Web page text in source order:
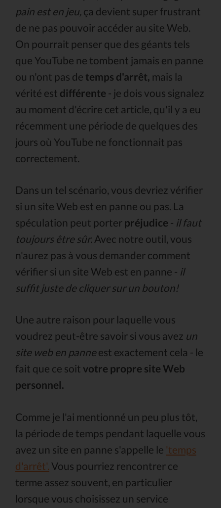
pain est en jeu, ça devient super frustrant
de ne pas pouvoir accéder au site Web.
On pourrait penser que des géants tels
que YouTube ne tombent jamais en panne
ou n'ont pas de temps d'arrêt, mais la
vérité est différente - je dois vous signalez
au moment d'écrire cet article, qu'il y a eu
récemment une période de quelques des
jours où YouTube ne fonctionnait pas
correctement.
Dans un tel scénario, vous devriez vérifier
si un site Web est en panne ou pas. La
spéculation peut porter préjudice - il faut
toujours être sûr. Avec notre outil, vous
n'aurez pas à vous demander comment
vérifier si un site Web est en panne - il
suffit juste de cliquer sur un bouton!
Une autre raison pour laquelle vous
voudrez peut-être savoir si vous avez un
site web en panneest exactement cela - le
fait que ce soit votre propre site Web
personnel.
Comme je l'ai mentionné un peu plus tôt,
la période de temps pendant laquelle vous
avez un site en panne s'appelle le 'temps
d'arrêt'. Vous pourriez rencontrer ce
terme assez souvent, en particulier
lorsque vous choisissez un service